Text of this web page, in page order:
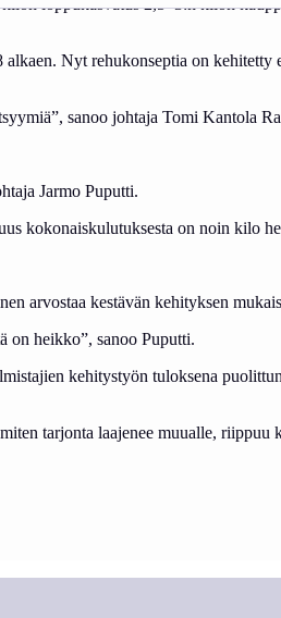
Nyt rehukonseptia on kehitetty
sanoo johtaja Tomi Kantola
Jarmo Puputti.
kokonaiskulutuksesta on noin kilo
arvostaa kestävän kehityksen
on heikko”, sanoo Puputti.
kehitystyön tuloksena
tarjonta laajenee muualle, riippuu